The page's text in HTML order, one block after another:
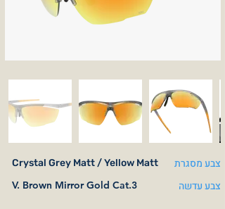
Crystal Grey Matt / Yellow Matt צבע מסגרת
V. Brown Mirror Gold Cat.3 צבע עדשה